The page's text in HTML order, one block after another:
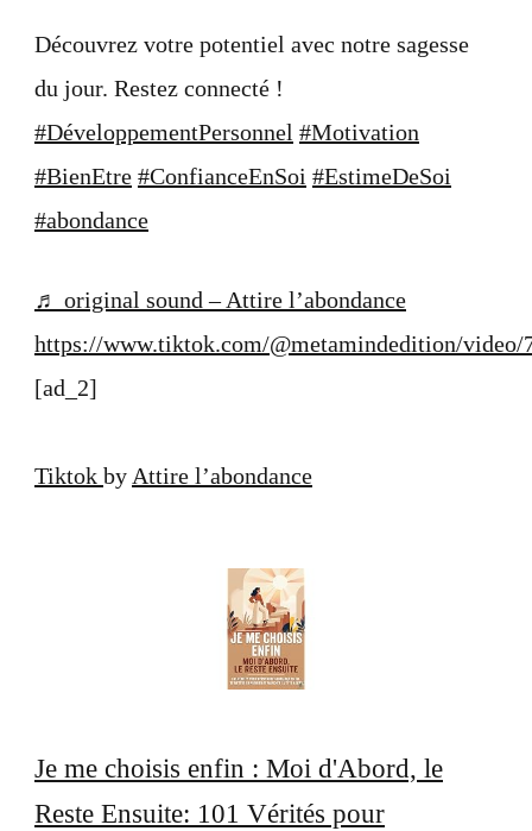
jour.
Découvrez votre potentiel avec notre sagesse
du jour. Restez connecté !
#DéveloppementPersonnel #Motivation
#BienEtre #ConfianceEnSoi #EstimeDeSoi
#abondance
♬ original sound – Attire l’abondance
https://www.tiktok.com/@metamindedition/video/
[ad_2]
Tiktok by Attire l’abondance
Je me choisis enfin : Moi d'Abord, le
Reste Ensuite: 101 Vérités pour